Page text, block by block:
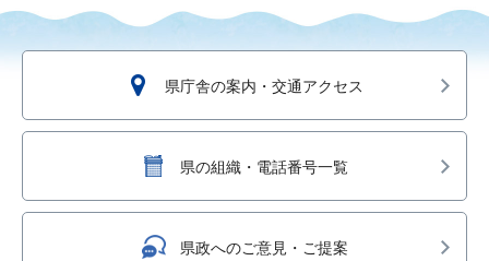
県庁舎の案内・交通アクセス
県の組織・電話番号一覧
県政へのご意見・ご提案